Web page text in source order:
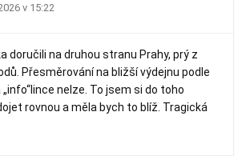
v 15:22
doručili na druhou stranu Prahy, prý z
Přesměrování na bližší výdejnu podle
nelze. To jsem si do toho
rovnou a měla bych to blíž. Tragická